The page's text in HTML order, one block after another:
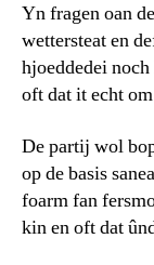
Yn fragen oan
wettersteat en
hjoeddedei
oft dat it echt
De partij wol
op de basis
foarm fan
kin en oft dat